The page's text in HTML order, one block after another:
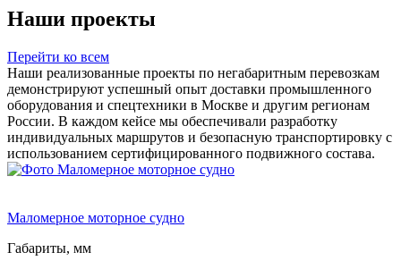
Наши проекты
Перейти ко всем
Наши реализованные проекты по негабаритным перевозкам
демонстрируют успешный опыт доставки промышленного
оборудования и спецтехники в Москве и другим регионам
России. В каждом кейсе мы обеспечивали разработку
индивидуальных маршрутов и безопасную транспортировку с
использованием сертифицированного подвижного состава.
Маломерное моторное судно
Габариты, мм